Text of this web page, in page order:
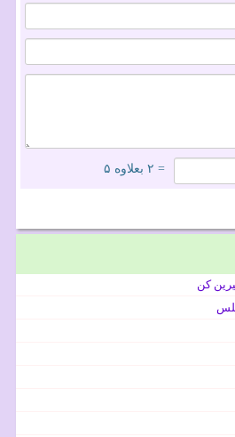
= ۲ بعلاوه ۵
کن